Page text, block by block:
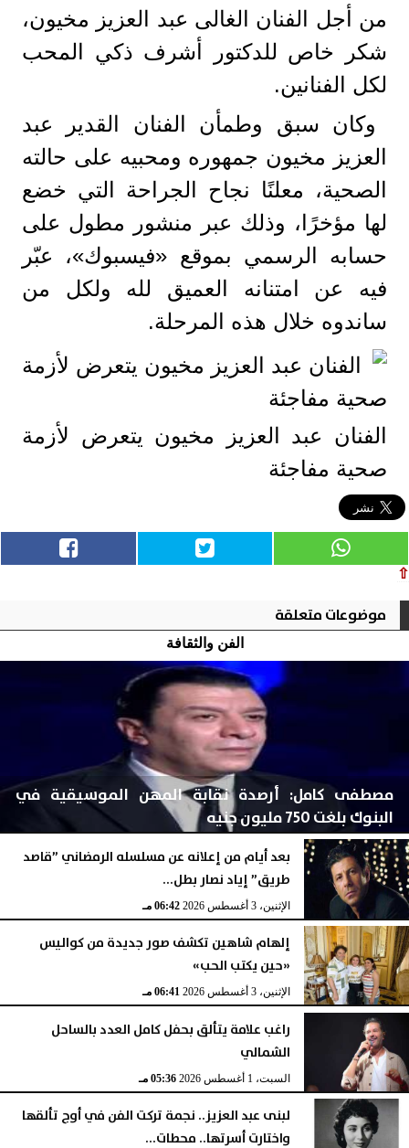
من أجل الفنان الغالى عبد العزيز مخيون،
شكر خاص للدكتور أشرف ذكي المحب
لكل الفنانين.
وكان سبق وطمأن الفنان القدير عبد
العزيز مخيون جمهوره ومحبيه على حالته
الصحية، معلنًا نجاح الجراحة التي خضع
لها مؤخرًا، وذلك عبر منشور مطول على
حسابه الرسمي بموقع «فيسبوك»، عبّر
فيه عن امتنانه العميق لله ولكل من
ساندوه خلال هذه المرحلة.
الفنان عبد العزيز مخيون يتعرض لأزمة
صحية مفاجئة
⇧
موضوعات متعلقة
الفن والثقافة
مصطفى كامل: أرصدة نقابة المهن الموسيقية في
البنوك بلغت 750 مليون جنيه
الإثنين، 3 أغسطس 2026 06:43 مـ
بعد أيام من إعلانه عن مسلسله الرمضاني ”قاصد
طريق” إياد نصار بطل...
الإثنين، 3 أغسطس 2026 06:42 مـ
إلهام شاهين تكشف صور جديدة من كواليس
«حين يكتب الحب»
الإثنين، 3 أغسطس 2026 06:41 مـ
راغب علامة يتألق بحفل كامل العدد بالساحل
الشمالي
السبت، 1 أغسطس 2026 05:36 مـ
لبنى عبد العزيز.. نجمة تركت الفن في أوج تألقها
واختارت أسرتها.. محطات...